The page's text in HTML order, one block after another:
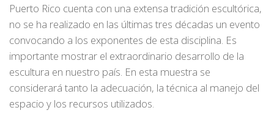
Puerto Rico cuenta con una extensa tradición escultórica,
no se ha realizado en las últimas tres décadas un evento
convocando a los exponentes de esta disciplina. Es
importante mostrar el extraordinario desarrollo de la
escultura en nuestro país. En esta muestra se
considerará tanto la adecuación, la técnica al manejo del
espacio y los recursos utilizados.